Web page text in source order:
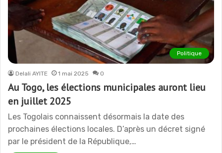
Politique
Delali AYITE 1 mai 2025 0
Au Togo, les élections municipales auront lieu
en juillet 2025
Les Togolais connaissent désormais la date des
prochaines élections locales. D’après un décret signé
par le président de la République,…